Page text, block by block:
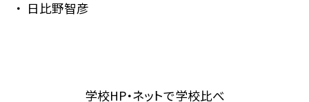
日比野智彦
学校HP・ネットで学校比べ